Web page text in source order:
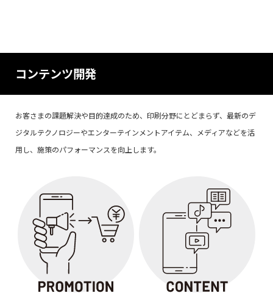
コンテンツ開発
お客さまの課題解決や目的達成のため、印刷分野にとどまらず、最新のデ
ジタルテクノロジーやエンターテインメントアイテム、メディアなどを活
用し、施策のパフォーマンスを向上します。